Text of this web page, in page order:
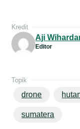
Kredit
Aji
Editor
Topik
drone
sumatera